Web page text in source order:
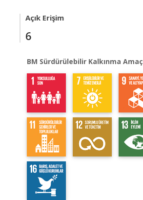
Açık Erişim
6
BM Sürdürülebilir Kalkınma